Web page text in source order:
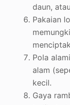
daun,
Pakaian
Pola
alam
kecil.
Gaya